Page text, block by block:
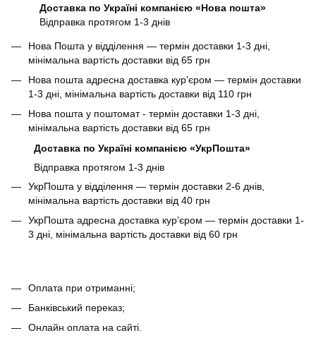
Доставка по Україні компанією «Нова пошта»
Відправка протягом 1-3 днів
Нова Пошта у відділення — термін доставки 1-3 дні,
мінімальна вартість доставки від 65 грн
Нова пошта адресна доставка курʼєром — термін доставки
1-3 дні, мінімальна вартість доставки від 110 грн
Нова пошта у поштомат - термін доставки 1-3 дні,
мінімальна вартість доставки від 65 грн
Доставка по Україні компанією «УкрПошта»
Відправка протягом 1-3 днів
УкрПошта у відділення — термін доставки 2-6 днів,
мінімальна вартість доставки від 40 грн
УкрПошта адресна доставка курʼєром — термін доставки 1-
3 дні, мінімальна вартість доставки від 60 грн
Оплата при отриманні;
Банківський переказ;
Онлайн оплата на сайті.